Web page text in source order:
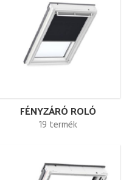
FÉNYZÁRÓ ROLÓ
19 termék